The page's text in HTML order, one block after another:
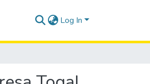
Log In